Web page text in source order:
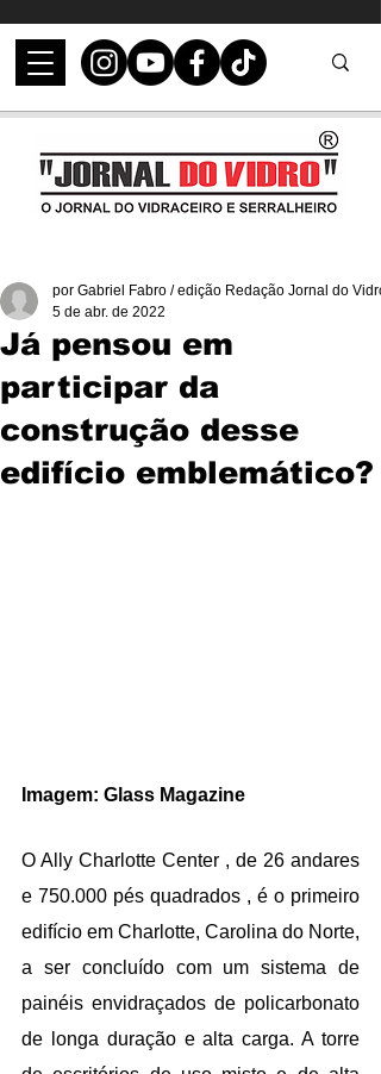
Já pensou em
participar da
construção desse
edifício emblemático?
por Gabriel Fabro / edição Redação Jornal do Vidro
5 de abr. de 2022
Imagem: Glass Magazine
O Ally Charlotte Center , de 26 andares
e 750.000 pés quadrados , é o primeiro
edifício em Charlotte, Carolina do Norte,
a ser concluído com um sistema de
painéis envidraçados de policarbonato
de longa duração e alta carga. A torre